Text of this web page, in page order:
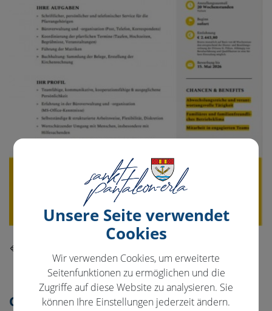
Gemeinde & Bürgerservice
⇐ zurück
Unsere Seite verwendet
Cookies
Wir verwenden Cookies, um erweiterte
Seitenfunktionen zu ermöglichen und die
Zugriffe auf diese Website zu analysieren. Sie
können Ihre Einstellungen jederzeit ändern.